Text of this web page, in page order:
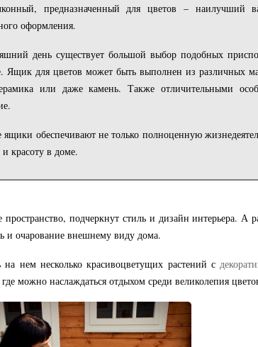
предназначенный для цветов – наилучший
оформления.
день существует большой выбор подобных
Ящик для цветов может быть выполнен из различных
или даже камень. Также отличительными
ящики обеспечивают не только полноценную
красоту в доме.
подчеркнут стиль и дизайн интерьера.
и очарование внешнему виду дома.
нем несколько красивоцветущих растений с
можно наслаждаться отдыхом среди великолепия